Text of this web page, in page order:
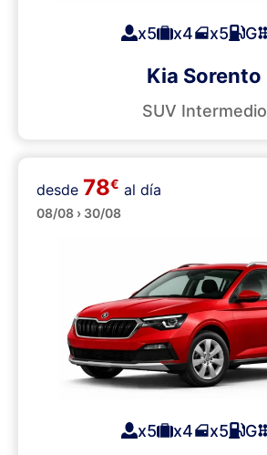
x5 x4 x5 G
Kia Sorento
SUV Intermedio
SUVs
desde 78€ al día
08/08 › 30/08
x5 x4 x5 G